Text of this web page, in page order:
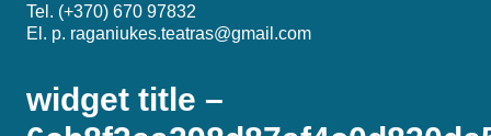
Tel. (+370) 670 97832
El. p. raganiukes.teatras@gmail.com
widget title –